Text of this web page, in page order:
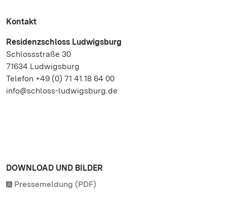
Kontakt
Residenzschloss Ludwigsburg
Schlossstraße 30
71634 Ludwigsburg
Telefon +49 (0) 71 41.18 64 00
info@schloss-ludwigsburg.de
DOWNLOAD UND BILDER
Pressemeldung (PDF)